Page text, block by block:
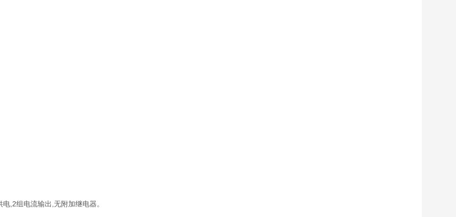
,2组电流输出,无附加继电器。